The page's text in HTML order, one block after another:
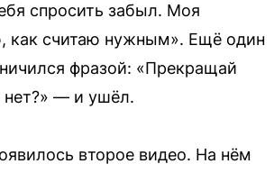
спросить забыл. Моя
как считаю нужным». Ещё один
фразой: «Прекращай
нет?» — и ушёл.
второе видео. На нём